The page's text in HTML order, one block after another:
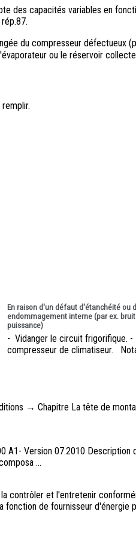
des capacités variables en
du compresseur défectueux
ou le réservoir
En raison d'un défaut d'étanchéité ou
endommagement interne (par ex.
puissance)
- Vidanger le circuit frigorifique.
compresseur de climatiseur.
→ Chapitre La tête de
A1- Version 07.2010 Description
...
contrôler et l'entretenir
fonction de fournisseur d'énergie